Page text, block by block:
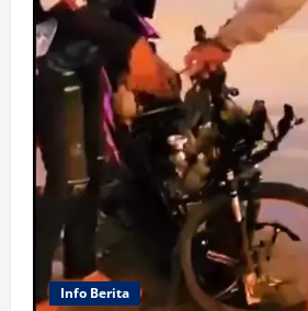
Info Berita